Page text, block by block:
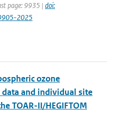
page: 9935 | doi:
2025
ozone
data and individual site
TOAR-II/HEGIFTOM